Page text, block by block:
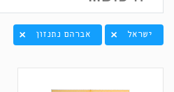
ישראל אברהם נתנזון